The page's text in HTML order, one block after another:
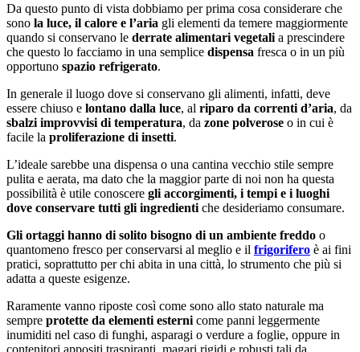
Da questo punto di vista dobbiamo per prima cosa considerare che
sono la luce, il calore e l’aria gli elementi da temere maggiormente
quando si conservano le derrate alimentari vegetali a prescindere
che questo lo facciamo in una semplice dispensa fresca o in un più
opportuno spazio refrigerato.
In generale il luogo dove si conservano gli alimenti, infatti, deve
essere chiuso e lontano dalla luce, al riparo da correnti d’aria, da
sbalzi improvvisi di temperatura, da zone polverose o in cui è
facile la proliferazione di insetti.
L’ideale sarebbe una dispensa o una cantina vecchio stile sempre
pulita e aerata, ma dato che la maggior parte di noi non ha questa
possibilità è utile conoscere gli accorgimenti, i tempi e i luoghi
dove conservare tutti gli ingredienti che desideriamo consumare.
Gli ortaggi hanno di solito bisogno di un ambiente freddo o
quantomeno fresco per conservarsi al meglio e il frigorifero è ai fini
pratici, soprattutto per chi abita in una città, lo strumento che più si
adatta a queste esigenze.
Raramente vanno riposte così come sono allo stato naturale ma
sempre protette da elementi esterni come panni leggermente
inumiditi nel caso di funghi, asparagi o verdure a foglie, oppure in
contenitori appositi traspiranti, magari rigidi e robusti tali da